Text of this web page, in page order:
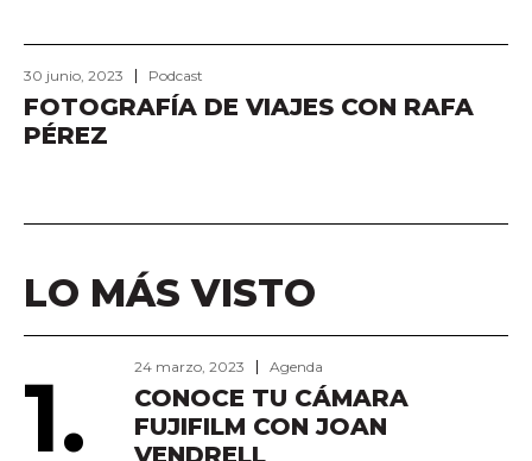
30 junio, 2023 Podcast
FOTOGRAFÍA DE VIAJES CON RAFA
PÉREZ
LO MÁS VISTO
1. 24 marzo, 2023 Agenda
CONOCE TU CÁMARA
FUJIFILM CON JOAN
VENDRELL